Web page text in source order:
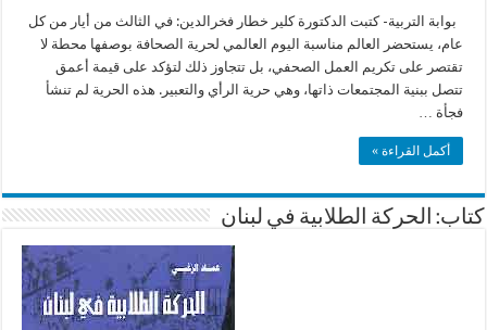
بوابة التربية- كتبت الدكتورة كلير خطار فخرالدين: في الثالث من أيار من كل
عام، يستحضر العالم مناسبة اليوم العالمي لحرية الصحافة بوصفها محطة لا
تقتصر على تكريم العمل الصحفي، بل تتجاوز ذلك لتؤكد على قيمة أعمق
تتصل ببنية المجتمعات ذاتها، وهي حرية الرأي والتعبير. هذه الحرية لم تنشأ
فجأة …
أكمل القراءة »
كتاب: الحركة الطلابية في لبنان